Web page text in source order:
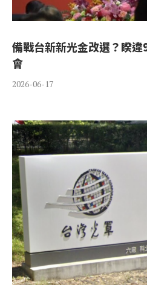
備戰台新新光金改選？睽
會
2026-06-17